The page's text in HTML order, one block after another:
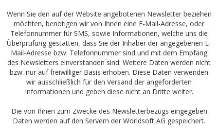
Wenn Sie den auf der Website angebotenen Newsletter beziehen
möchten, benötigen wir von Ihnen eine E-Mail-Adresse, oder
Telefonnummer für SMS, sowie Informationen, welche uns die
Überprüfung gestatten, dass Sie der Inhaber der angegebenen E-
Mail-Adresse bzw. Telefonnummer sind und mit dem Empfang
des Newsletters einverstanden sind. Weitere Daten werden nicht
bzw. nur auf freiwilliger Basis erhoben. Diese Daten verwenden
wir ausschließlich für den Versand der angeforderten
Informationen und geben diese nicht an Dritte weiter.
Die von Ihnen zum Zwecke des Newsletterbezugs eingegeben
Daten werden auf den Servern der Worldsoft AG gespeichert.